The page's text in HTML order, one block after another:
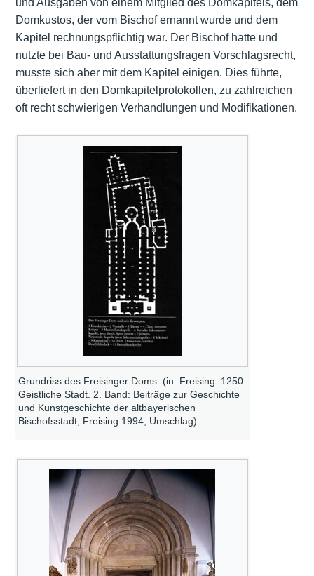
und Ausgaben von einem Mitglied des Domkapitels, dem
Domkustos, der vom Bischof ernannt wurde und dem
Kapitel rechnungspflichtig war. Der Bischof hatte und
nutzte bei Bau- und Ausstattungsfragen Vorschlagsrecht,
musste sich aber mit dem Kapitel einigen. Dies führte,
überliefert in den Domkapitelprotokollen, zu zahlreichen
oft recht schwierigen Verhandlungen und Modifikationen.
Grundriss des Freisinger Doms. (in: Freising. 1250
Geistliche Stadt. 2. Band: Beiträge zur Geschichte
und Kunstgeschichte der altbayerischen
Bischofsstadt, Freising 1994, Umschlag)